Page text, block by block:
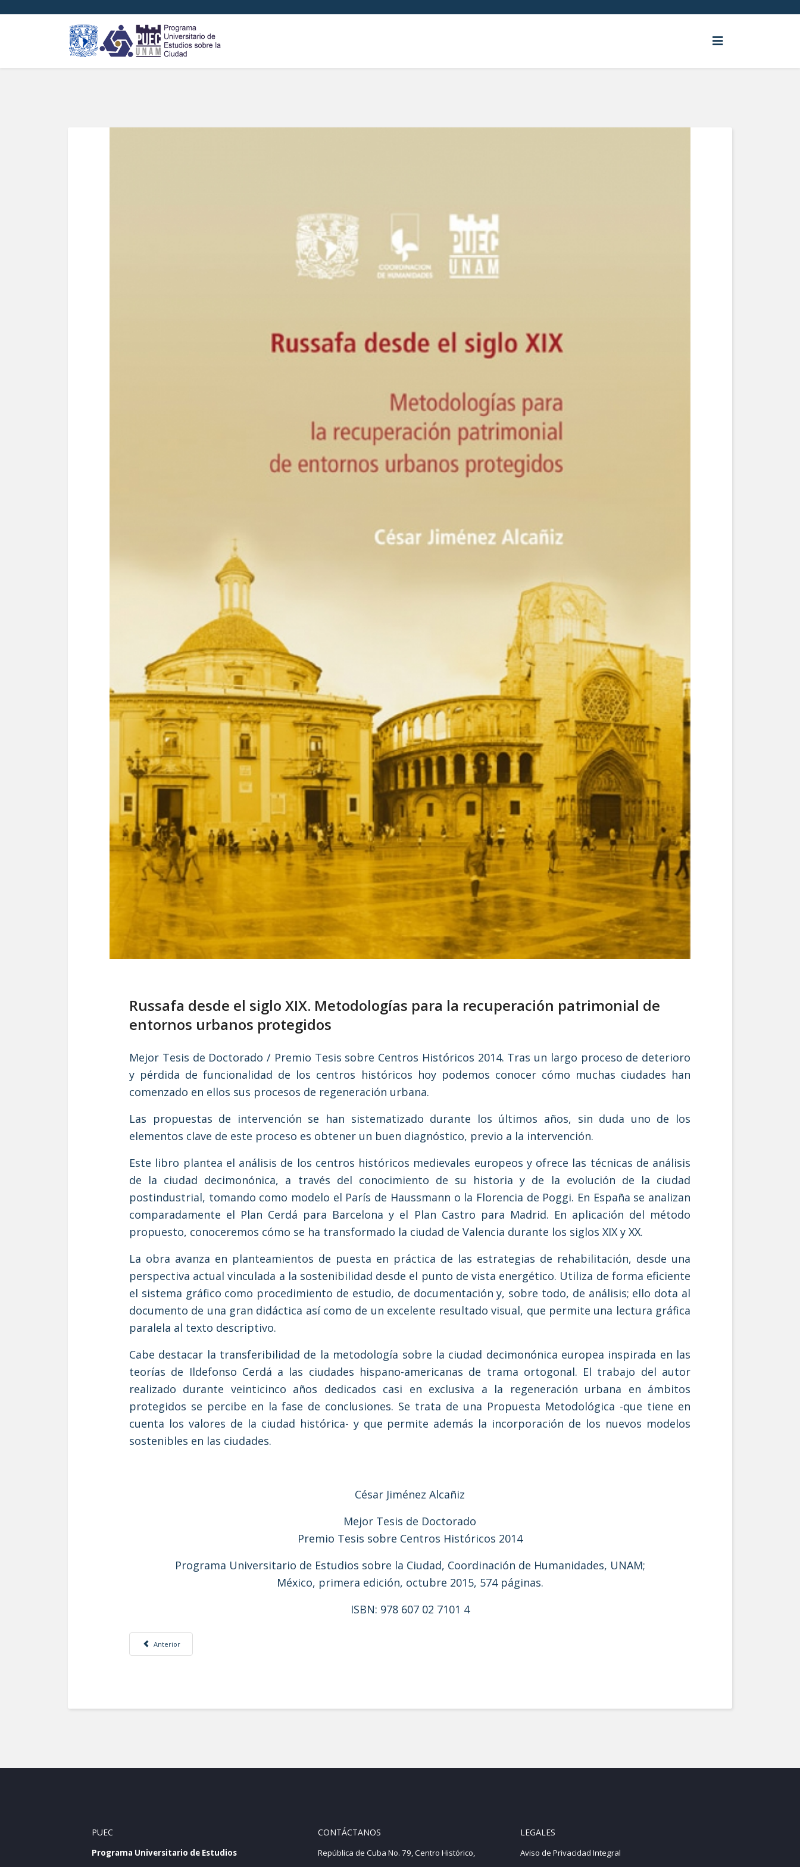
Russafa desde el siglo XIX. Metodologías para la recuperación patrimonial de
entornos urbanos protegidos
Mejor Tesis de Doctorado / Premio Tesis sobre Centros Históricos 2014. Tras un largo proceso de deterioro
y pérdida de funcionalidad de los centros históricos hoy podemos conocer cómo muchas ciudades han
comenzado en ellos sus procesos de regeneración urbana.
Las propuestas de intervención se han sistematizado durante los últimos años, sin duda uno de los
elementos clave de este proceso es obtener un buen diagnóstico, previo a la intervención.
Este libro plantea el análisis de los centros históricos medievales europeos y ofrece las técnicas de análisis
de la ciudad decimonónica, a través del conocimiento de su historia y de la evolución de la ciudad
postindustrial, tomando como modelo el París de Haussmann o la Florencia de Poggi. En España se analizan
comparadamente el Plan Cerdá para Barcelona y el Plan Castro para Madrid. En aplicación del método
propuesto, conoceremos cómo se ha transformado la ciudad de Valencia durante los siglos XIX y XX.
La obra avanza en planteamientos de puesta en práctica de las estrategias de rehabilitación, desde una
perspectiva actual vinculada a la sostenibilidad desde el punto de vista energético. Utiliza de forma eficiente
el sistema gráfico como procedimiento de estudio, de documentación y, sobre todo, de análisis; ello dota al
documento de una gran didáctica así como de un excelente resultado visual, que permite una lectura gráfica
paralela al texto descriptivo.
Cabe destacar la transferibilidad de la metodología sobre la ciudad decimonónica europea inspirada en las
teorías de Ildefonso Cerdá a las ciudades hispano-americanas de trama ortogonal. El trabajo del autor
realizado durante veinticinco años dedicados casi en exclusiva a la regeneración urbana en ámbitos
protegidos se percibe en la fase de conclusiones. Se trata de una Propuesta Metodológica -que tiene en
cuenta los valores de la ciudad histórica- y que permite además la incorporación de los nuevos modelos
sostenibles en las ciudades.
César Jiménez Alcañiz
Mejor Tesis de Doctorado
Premio Tesis sobre Centros Históricos 2014
Programa Universitario de Estudios sobre la Ciudad, Coordinación de Humanidades, UNAM;
México, primera edición, octubre 2015, 574 páginas.
ISBN: 978 607 02 7101 4
Artículo anterior: La Cruz de Plazas. Transformación urbana: Guadalajara 1947-1959
Anterior
PUEC
Programa Universitario de Estudios
CONTÁCTANOS
República de Cuba No. 79, Centro Histórico,
LEGALES
Aviso de Privacidad Integral